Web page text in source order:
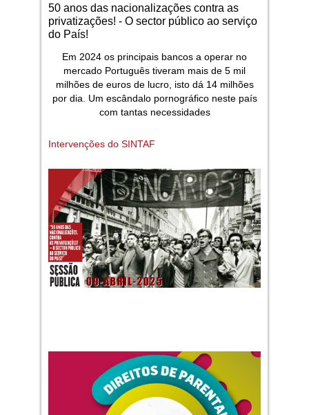
50 anos das nacionalizações contra as
privatizações! - O sector público ao serviço
do País!
Em 2024 os principais bancos a operar no
mercado Português tiveram mais de 5 mil
milhões de euros de lucro, isto dá 14 milhões
por dia. Um escândalo pornográfico neste país
com tantas necessidades
Intervenções do SINTAF